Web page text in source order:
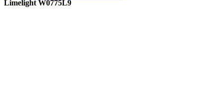
Limelight W0775L9